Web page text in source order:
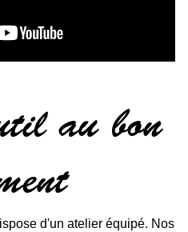
au bon
d'un atelier équipé. Nos